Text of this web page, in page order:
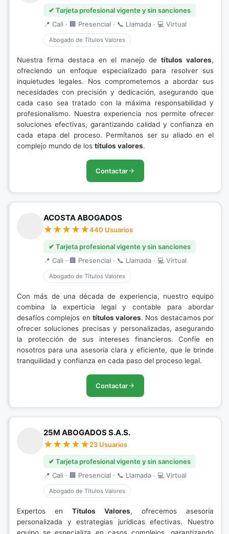
✔ Tarjeta profesional vigente y sin sanciones
📍 Cali · 🏢 Presencial · 📞 Llamada · 💻 Virtual
Abogado de Títulos Valores
Nuestra firma destaca en el manejo de títulos valores,
ofreciendo un enfoque especializado para resolver sus
inquietudes legales. Nos comprometemos a abordar sus
necesidades con precisión y dedicación, asegurando que
cada caso sea tratado con la máxima responsabilidad y
profesionalismo. Nuestra experiencia nos permite ofrecer
soluciones efectivas, garantizando calidad y confianza en
cada etapa del proceso. Permítanos ser su aliado en el
complejo mundo de los títulos valores.
Contactar
ACOSTA ABOGADOS
440 Usuarios
✔ Tarjeta profesional vigente y sin sanciones
📍 Cali · 🏢 Presencial · 📞 Llamada · 💻 Virtual
Abogado de Títulos Valores
Con más de una década de experiencia, nuestro equipo
combina la experticia legal y contable para abordar
desafíos complejos en títulos valores. Nos destacamos por
ofrecer soluciones precisas y personalizadas, asegurando
la protección de sus intereses financieros. Confíe en
nosotros para una asesoría clara y eficiente, que le brinde
tranquilidad y confianza en cada paso del proceso legal.
Contactar
25M ABOGADOS S.A.S.
23 Usuarios
✔ Tarjeta profesional vigente y sin sanciones
📍 Cali · 🏢 Presencial · 📞 Llamada · 💻 Virtual
Abogado de Títulos Valores
Expertos en Títulos Valores, ofrecemos asesoría
personalizada y estrategias jurídicas efectivas. Nuestro